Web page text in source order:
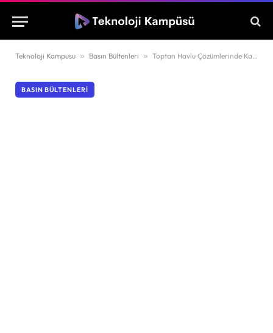
Teknoloji Kampusu » Basın Bültenleri » Toptan Havlu Çözümlerinde Karagöz Tekstil Kalitesi
BASIN BÜLTENLERI